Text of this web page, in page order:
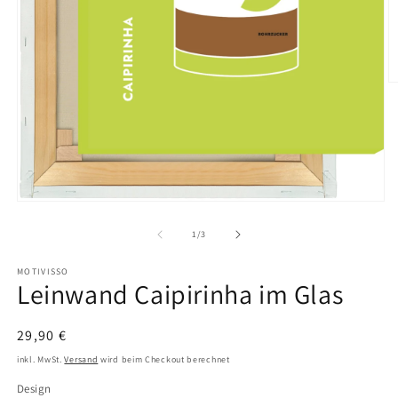
1/von
3
MOTIVISSO
Leinwand Caipirinha im Glas
Normaler
Preis
29,90 €
inkl. MwSt.Versand wird beim Checkout berechnet
Design